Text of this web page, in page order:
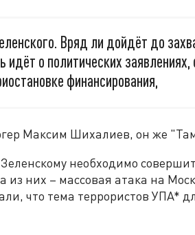
Вряд ли дойдёт до
о политических заявлениях,
финансирования,
Максим Шихалиев, он же
необходимо
них – массовая атака на
что тема террористов УПА*